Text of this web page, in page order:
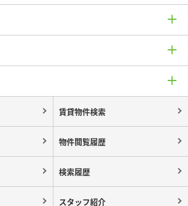
賃貸物件検索
物件閲覧履歴
検索履歴
スタッフ紹介